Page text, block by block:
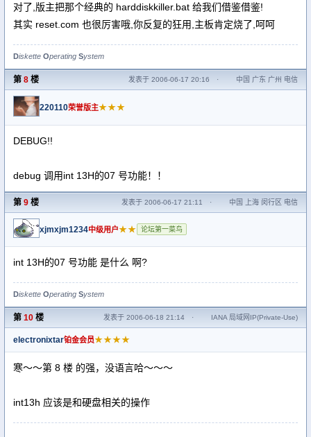
对了,版主把那个经典的 harddiskkiller.bat 给我们借鉴借鉴!
其实 reset.com 也很厉害哦,你反复的狂用,主板肯定烧了,呵呵
Diskette Operating System
第 8 楼 发表于 2006-06-17 20:16 · 中国 广东 广州 电信
220110荣誉版主★★★
DEBUG!!
debug 调用int 13H的07 号功能！！
第 9 楼 发表于 2006-06-17 21:11 · 中国 上海 闵行区 电信
xjmxjm1234中级用户★★ 论坛第一菜鸟
int 13H的07 号功能 是什么 啊?
Diskette Operating System
第 10 楼 发表于 2006-06-18 21:14· IANA 局域网IP(Private-Use)
electronixtar铂金会员★★★★
寒～～第 8 楼 的强，没语言哈～～～
int13h 应该是和硬盘相关的操作